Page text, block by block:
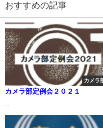
おすすめの記事
カメラ
カメラ部定例会２０２１